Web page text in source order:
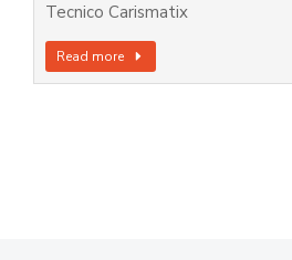
Tecnico Carismatix
Read more